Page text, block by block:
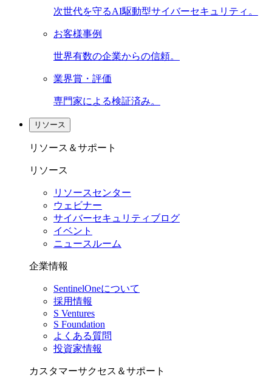
次世代を守るAI駆動型サイバーセキュリティ。
お客様事例
世界有数の企業からの信頼。
業界賞・評価
専門家による検証済み。
リソース
リソース＆サポート
リソース
リソースセンター
ウェビナー
サイバーセキュリティブログ
イベント
ニュースルーム
企業情報
SentinelOneについて
採用情報
S Ventures
S Foundation
よくある質問
投資家情報
カスタマーサクセス＆サポート